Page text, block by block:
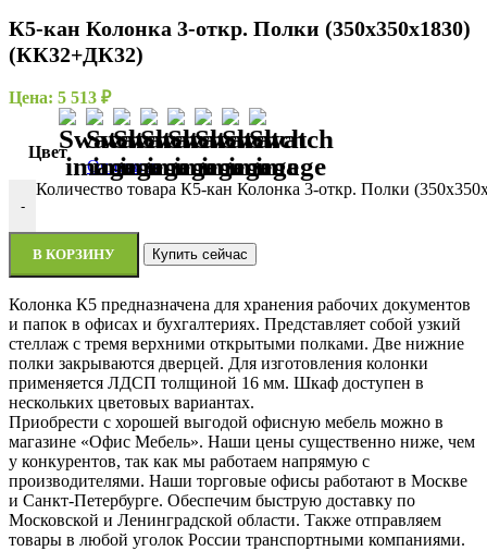
К5-кан Колонка 3-откр. Полки (350х350х1830)
(КК32+ДК32)
Цена: 5 513 ₽
Цвет
Очистить
-
Количество товара К5-кан Колонка 3-откр. Полки
В КОРЗИНУ Купить сейчас
Колонка К5 предназначена для хранения рабочих документов
и папок в офисах и бухгалтериях. Представляет собой узкий
стеллаж с тремя верхними открытыми полками. Две нижние
полки закрываются дверцей. Для изготовления колонки
применяется ЛДСП толщиной 16 мм. Шкаф доступен в
нескольких цветовых вариантах.
Приобрести с хорошей выгодой офисную мебель можно в
магазине «Офис Мебель». Наши цены существенно ниже, чем
у конкурентов, так как мы работаем напрямую с
производителями. Наши торговые офисы работают в Москве
и Санкт-Петербурге. Обеспечим быструю доставку по
Московской и Ленинградской области. Также отправляем
товары в любой уголок России транспортными компаниями.